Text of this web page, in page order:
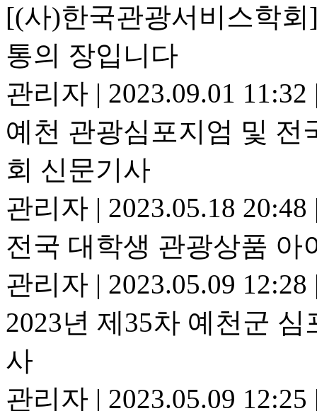
[(사)한국관광서비스학
통의 장입니다
관리자 | 2023.09.01 11:32
예천 관광심포지엄 및 전
회 신문기사
관리자 | 2023.05.18 20:48
전국 대학생 관광상품 아
관리자 | 2023.05.09 12:28
2023년 제35차 예천군
사
관리자 | 2023.05.09 12:25